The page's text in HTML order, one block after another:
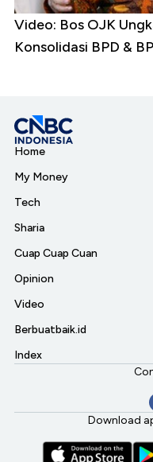
Video: Bos OJK
Konsolidasi BPD &
Home
My Money
Tech
Sharia
Cuap Cuap Cuan
Opinion
Video
Berbuatbaik.id
Index
Download